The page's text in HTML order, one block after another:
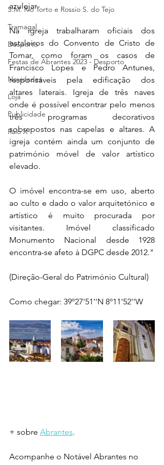
S.M. Rio Torto e Rossio S. do Tejo
Tramagal
Desporto
Festas de Abrantes 2023 - Desporto
Novidades
Loja
Publicidade
Raio X
azulejar.
Na igreja trabalharam oficiais dos
estaleiros do Convento de Cristo de
Tomar, como foram os casos de
Francisco Lopes e Pedro Antunes,
responsáveis pela edificação dos
altares laterais. Igreja de três naves
onde é possível encontrar pelo menos
três programas decorativos
sobrepostos nas capelas e altares. A
igreja contém ainda um conjunto de
património móvel de valor artístico
elevado.
O imóvel encontra-se em uso, aberto
ao culto e dado o valor arquitetónico e
artístico é muito procurada por
visitantes. Imóvel classificado
Monumento Nacional desde 1928
encontra-se afeto à DGPC desde 2012."
(Direção-Geral do Património Cultural)
Como chegar: 39º27'51''N 8º11'52''W
+ sobre Abrantes.
Acompanhe o Notável Abrantes no